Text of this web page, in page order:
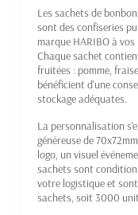
Les sachets de
sont des confiseries
marque HARIBO à
Chaque sachet
fruitées : pomme,
bénéficient d'une
stockage adéquates.
La personnalisation
généreuse de
logo, un visuel
sachets sont
votre logistique et
sachets, soit 3000